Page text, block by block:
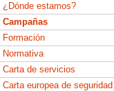
¿Dónde estamos?
Campañas
Formación
Normativa
Carta de servicios
Carta europea de seguridad